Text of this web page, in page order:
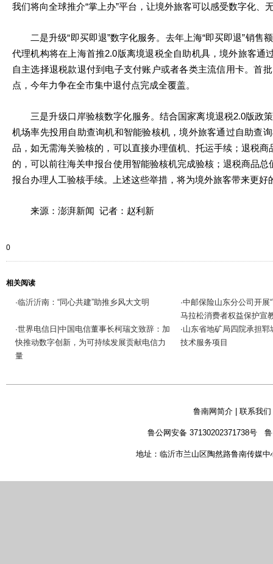
我们将向全球推介“掌上办”平台，让境外旅客可以感受数字化、
二是升级“即买即退”数字化服务。去年上海“即买即退”销售
代理机构将在上海首推2.0版离境退税全自助机具，境外旅客通
自主选择退税款退付到电子支付账户或者各类主流信用卡。首
点，今年力争在全市集中退付点完成全覆盖。
三是升级口岸验核数字化服务。结合国家离境退税2.0版政
机场率先投用自助查询机和智能验核机，境外旅客通过自助查
品，如无需海关验核的，可以直接办理值机、托运手续；退税
的，可以前往海关申报台使用智能验核机完成验核；退税商品
报台办理人工验核手续。上述这些举措，将为境外旅客带来更好
来源：澎湃新闻 记者：赵利新
0
相关阅读
·临沂沂南：“同心共建”助推乡风大文明 ·中邮保险山东分公司开展
马拉松消费者权益保护宣
·世界电信日|中国电信董事长柯瑞文致辞：加
快推动数字创新，为可持续发展贡献电信力
量
·山东省地矿局四院承担
技术服务项目
鲁南网简介| 联系我们
鲁公网安备 37130202371738号
地址：临沂市兰山区陶然路鲁南传媒